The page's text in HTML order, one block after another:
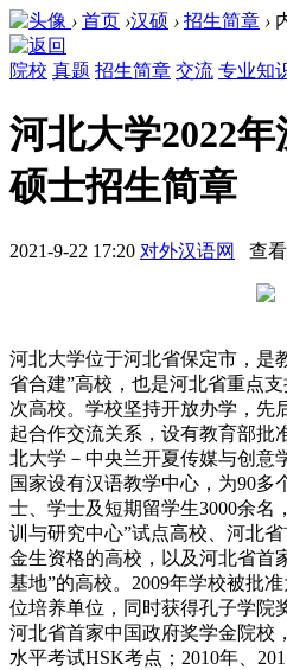
› 首页 ›汉硕 › 招生简章 ›
院校 真题 招生简章 交流 专业知
河北大学2022
硕士招生简章
2021-9-22 17:20 对外汉语网 查
河北大学位于河北省保定市， 是
省合建”高校，也是河北省重点
次高校。学校坚持开放办学，先
起合作交流关系，设有教育部
北大学－中央兰开夏传媒与创意
国家设有汉语教学中心，为90多
士、学士及短期留学生3000余名
训与研究中心”试点高校、河北
金生资格的高校，以及河北省首
基地”的高校。2009年学校被批准
位培养单位，同时获得孔子学院
河北省首家中国政府奖学金院校
水平考试HSK考点；2010年、